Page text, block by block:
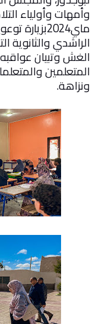
الراشدي والثانوية
الغش وتبيان عواقبه
المتعلمين
ونزاهة.